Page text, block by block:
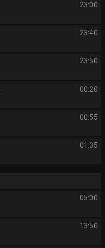
23:00
23:40
23:50
00:20
00:55
01:35
05:00
13:50